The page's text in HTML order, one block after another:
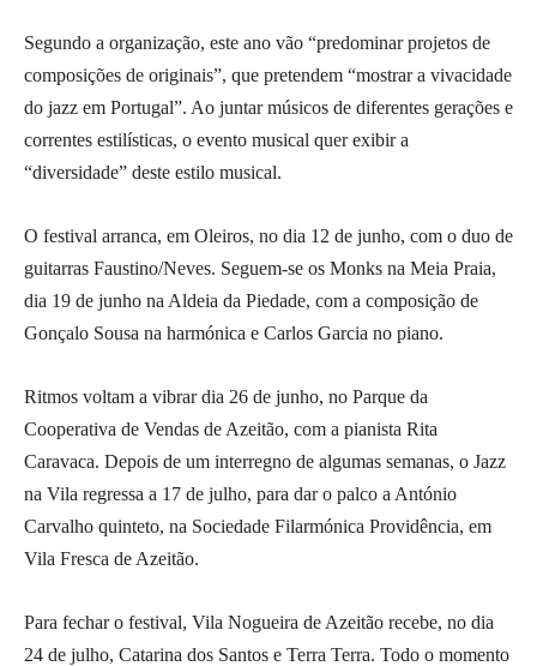
Segundo a organização, este ano vão “predominar projetos de
composições de originais”, que pretendem “mostrar a vivacidade
do jazz em Portugal”. Ao juntar músicos de diferentes gerações e
correntes estilísticas, o evento musical quer exibir a
“diversidade” deste estilo musical.
O festival arranca, em Oleiros, no dia 12 de junho, com o duo de
guitarras Faustino/Neves. Seguem-se os Monks na Meia Praia,
dia 19 de junho na Aldeia da Piedade, com a composição de
Gonçalo Sousa na harmónica e Carlos Garcia no piano.
Ritmos voltam a vibrar dia 26 de junho, no Parque da
Cooperativa de Vendas de Azeitão, com a pianista Rita
Caravaca. Depois de um interregno de algumas semanas, o Jazz
na Vila regressa a 17 de julho, para dar o palco a António
Carvalho quinteto, na Sociedade Filarmónica Providência, em
Vila Fresca de Azeitão.
Para fechar o festival, Vila Nogueira de Azeitão recebe, no dia
24 de julho, Catarina dos Santos e Terra Terra. Todo o momento